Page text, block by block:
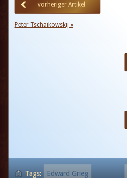
vorheriger Artikel
Peter Tschaikowskij «
Tags: Edward Grieg